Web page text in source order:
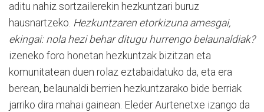
aditu nahiz sortzailerekin hezkuntzari buruz
hausnartzeko. Hezkuntzaren etorkizuna amesgai,
ekingai: nola hezi behar ditugu hurrengo belaunaldiak?
izeneko foro honetan hezkuntzak bizitzan eta
komunitatean duen rolaz eztabaidatuko da, eta era
berean, belaunaldi berrien hezkuntzarako bide berriak
jarriko dira mahai gainean. Eleder Aurtenetxe izango da